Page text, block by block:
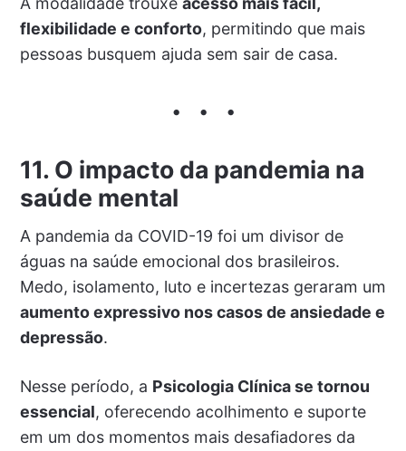
flexibilidade e conforto, permitindo que mais
pessoas busquem ajuda sem sair de casa.
11. O impacto da pandemia na
saúde mental
A pandemia da COVID-19 foi um divisor de
águas na saúde emocional dos brasileiros.
Medo, isolamento, luto e incertezas geraram um
aumento expressivo nos casos de ansiedade e
depressão.
Nesse período, a Psicologia Clínica se tornou
essencial, oferecendo acolhimento e suporte
em um dos momentos mais desafiadores da